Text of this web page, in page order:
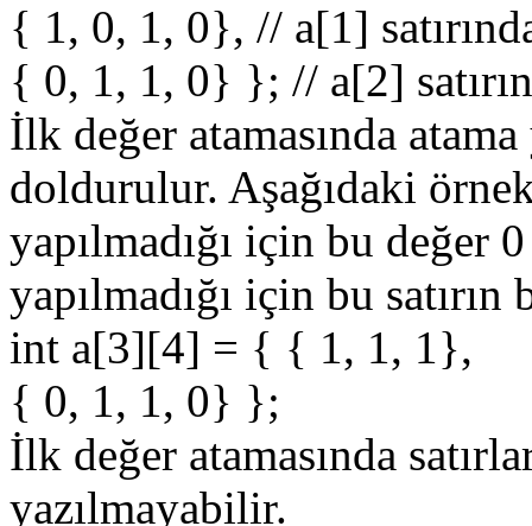
{ 1, 0, 1, 0}, // a[1]
{ 0, 1, 1, 0} }; // a[2]
İlk değer atamasında
doldurulur. Aşağıdaki
yapılmadığı için bu değer
yapılmadığı için bu
int a[3][4] = { { 1, 1, 1},
{ 0, 1, 1, 0} };
İlk değer atamasında
yazılmayabilir.